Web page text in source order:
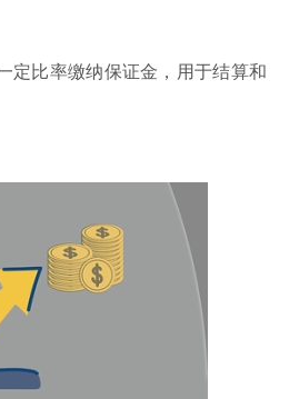
定比率缴纳保证金，用于结算和